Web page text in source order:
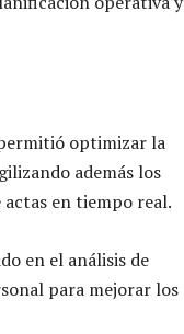
optimizar la
además los
en tiempo real.
en el análisis de
para mejorar los